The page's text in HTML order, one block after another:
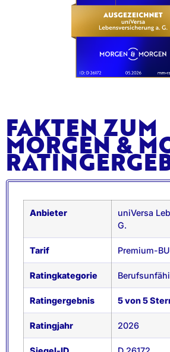
FAKTEN ZUM
MORGEN &
Anbieter
uniVersa
G.
Tarif Premium-BU
Ratingkategorie
Ratingergebnis 5 von 5
Ratingjahr 2026